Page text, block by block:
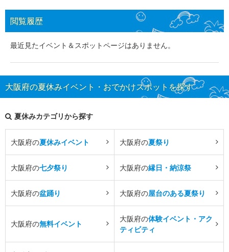
閲覧履歴
最近見たイベント＆スポットページはありません。
大阪府の夏休みイベント・おでかけスポットを探す
夏休みカテゴリから探す
大阪府の夏休みイベント 大阪府の夏祭り
大阪府の七夕祭り 大阪府の縁日・納涼祭
大阪府の盆踊り 大阪府の屋台のある夏祭り
大阪府の無料イベント
大阪府の体験イベント・アク
ティビティ